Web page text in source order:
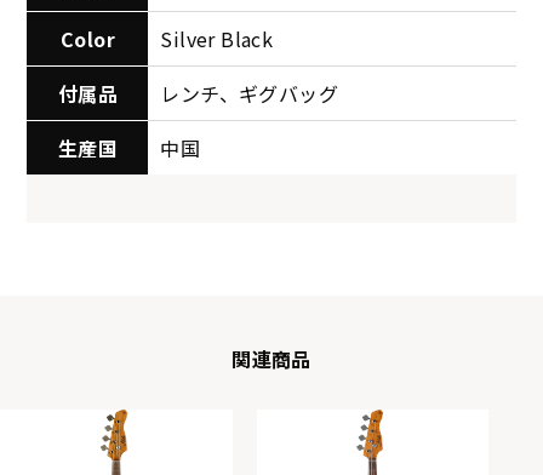
Color
Silver Black
付属品
レンチ、ギグバッグ
生産国
中国
関連商品